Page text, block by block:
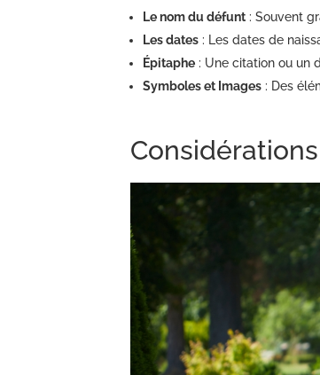
Le nom du défunt : Souvent
Les dates : Les dates de
Épitaphe : Une citation ou un
Symboles et Images : Des